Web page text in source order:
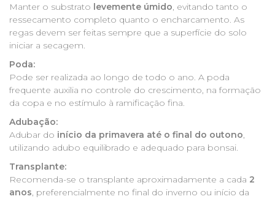
Manter o substrato levemente úmido, evitando tanto o
ressecamento completo quanto o encharcamento. As
regas devem ser feitas sempre que a superfície do solo
iniciar a secagem.
Poda:
Pode ser realizada ao longo de todo o ano. A poda
frequente auxilia no controle do crescimento, na formação
da copa e no estímulo à ramificação fina.
Adubação:
Adubar do início da primavera até o final do outono,
utilizando adubo equilibrado e adequado para bonsai.
Transplante:
Recomenda-se o transplante aproximadamente a cada 2
anos, preferencialmente no final do inverno ou início da